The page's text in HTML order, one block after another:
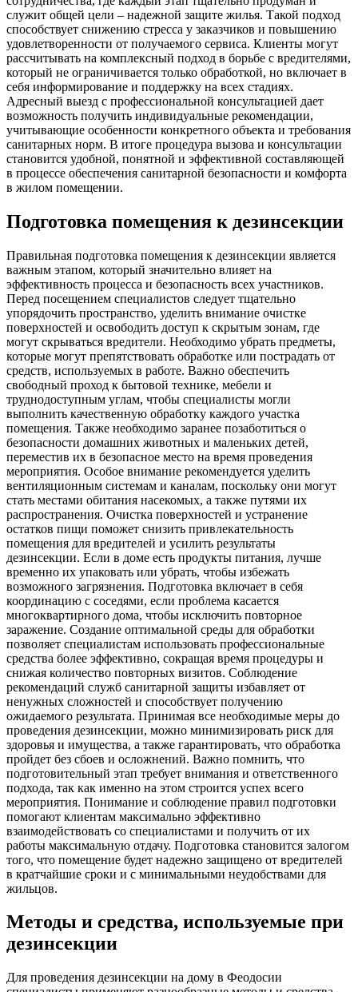
служит общей цели – надежной защите жилья. Такой подход
способствует снижению стресса у заказчиков и повышению
удовлетворенности от получаемого сервиса. Клиенты могут
рассчитывать на комплексный подход в борьбе с вредителями,
который не ограничивается только обработкой, но включает в
себя информирование и поддержку на всех стадиях.
Адресный выезд с профессиональной консультацией дает
возможность получить индивидуальные рекомендации,
учитывающие особенности конкретного объекта и требования
санитарных норм. В итоге процедура вызова и консультации
становится удобной, понятной и эффективной составляющей
в процессе обеспечения санитарной безопасности и комфорта
в жилом помещении.
Подготовка помещения к дезинсекции
Правильная подготовка помещения к дезинсекции является
важным этапом, который значительно влияет на
эффективность процесса и безопасность всех участников.
Перед посещением специалистов следует тщательно
упорядочить пространство, уделить внимание очистке
поверхностей и освободить доступ к скрытым зонам, где
могут скрываться вредители. Необходимо убрать предметы,
которые могут препятствовать обработке или пострадать от
средств, используемых в работе. Важно обеспечить
свободный проход к бытовой технике, мебели и
труднодоступным углам, чтобы специалисты могли
выполнить качественную обработку каждого участка
помещения. Также необходимо заранее позаботиться о
безопасности домашних животных и маленьких детей,
переместив их в безопасное место на время проведения
мероприятия. Особое внимание рекомендуется уделить
вентиляционным системам и каналам, поскольку они могут
стать местами обитания насекомых, а также путями их
распространения. Очистка поверхностей и устранение
остатков пищи поможет снизить привлекательность
помещения для вредителей и усилить результаты
дезинсекции. Если в доме есть продукты питания, лучше
временно их упаковать или убрать, чтобы избежать
возможного загрязнения. Подготовка включает в себя
координацию с соседями, если проблема касается
многоквартирного дома, чтобы исключить повторное
заражение. Создание оптимальной среды для обработки
позволяет специалистам использовать профессиональные
средства более эффективно, сокращая время процедуры и
снижая количество повторных визитов. Соблюдение
рекомендаций служб санитарной защиты избавляет от
ненужных сложностей и способствует получению
ожидаемого результата. Принимая все необходимые меры до
проведения дезинсекции, можно минимизировать риск для
здоровья и имущества, а также гарантировать, что обработка
пройдет без сбоев и осложнений. Важно помнить, что
подготовительный этап требует внимания и ответственного
подхода, так как именно на этом строится успех всего
мероприятия. Понимание и соблюдение правил подготовки
помогают клиентам максимально эффективно
взаимодействовать со специалистами и получить от их
работы максимальную отдачу. Подготовка становится залогом
того, что помещение будет надежно защищено от вредителей
в кратчайшие сроки и с минимальными неудобствами для
жильцов.
Методы и средства, используемые при
дезинсекции
Для проведения дезинсекции на дому в Феодосии